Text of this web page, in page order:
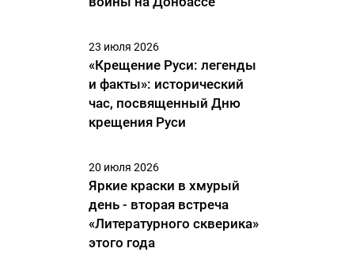
23 июля 2026
«Крещение Руси: легенды
и факты»: исторический
час, посвященный Дню
крещения Руси
20 июля 2026
Яркие краски в хмурый
день - вторая встреча
«Литературного скверика»
этого года